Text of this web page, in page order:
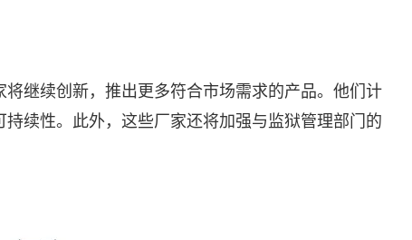
继续创新，推出更多符合市场需求的产品。他们计
续性。此外，这些厂家还将加强与监狱管理部门的